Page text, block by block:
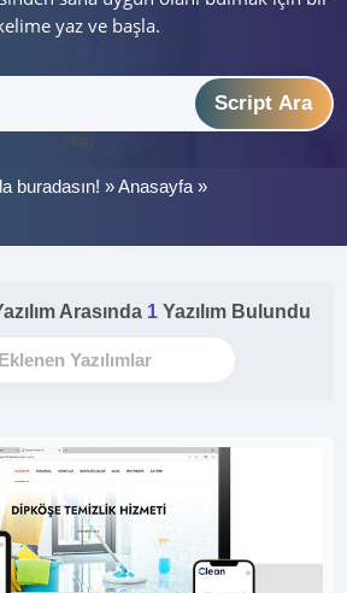
yaz ve başla.
Script Ara
ytag
buradasın! »Anasayfa »
Arasında 1 Yazılım Bulundu